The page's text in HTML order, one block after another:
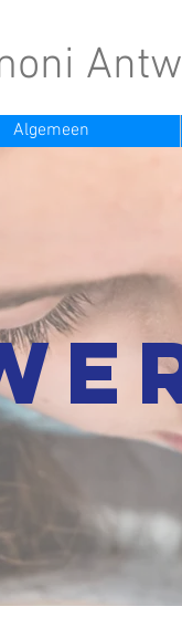
Algemeen